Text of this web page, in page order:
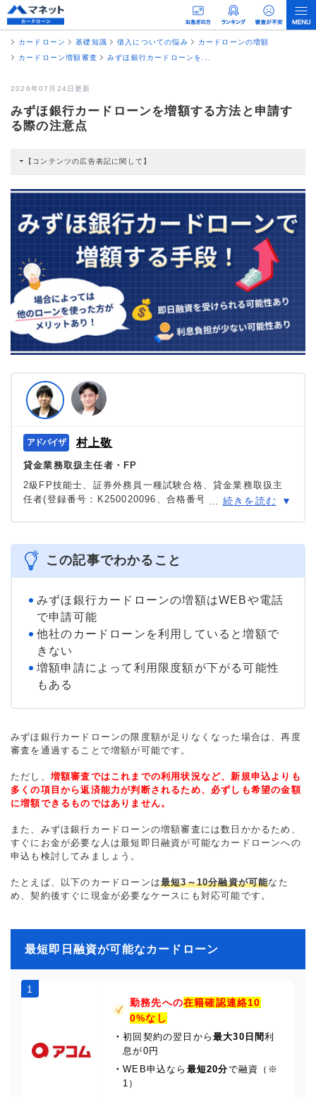
カードローン 基礎知識 借入についての悩み
カードローンの増額
カードローン増額審査
みずほ銀行カードローンを...
2026年07月24日更新
みずほ銀行カードローンを増額する方法と申請す
る際の注意点
【コンテンツの広告表記に関して】
すると弊社に対して企業から紹介報酬が支払われるという収益モデルです。 た
への口コミ収集などに基づき、公平性を担保した情報提供を行っています。
>提携企業一覧
村上敬
貸金業務取扱主任者・FP
2級FP技能士、証券外務員一種試験合格、貸金業務取扱主
任者(登録番号：K250020096、合格番号：第F241000177
ン、FX、不動産、保険など、多くの金融領域における情報
メディアの編集・監修に携わり、実績は計2000本以上。ロ
ーン利用者へのインタビューなども多数実施し、専門知識
＞＞公式ページ
続きを読む
この記事でわかること
みずほ銀行カードローンの増額はWEBや電話
で申請可能
他社のカードローンを利用していると増額で
きない
増額申請によって利用限度額が下がる可能性
もある
みずほ銀行カードローンの限度額が足りなくなった場合は、再度
審査を通過することで増額が可能です。
ただし、 増額審査ではこれまでの利用状況など、新規申込よりも
多くの項目から返済能力が判断されるため、必ずしも希望の金額
に増額できるものではありません。
また、みずほ銀行カードローンの増額審査には数日かかるため、
すぐにお金が必要な人は最短即日融資が可能なカードローンへの
申込も検討してみましょう。
たとえば、以下のカードローンは最短3～10分融資が可能なた
め、契約後すぐに現金が必要なケースにも対応可能です。
最短即日融資が可能なカードローン
1
勤務先への在籍確認連絡10
0%なし
・初回契約の翌日から最大30日間利
息が0円
・WEB申込なら 最短20分で融資（※
1）